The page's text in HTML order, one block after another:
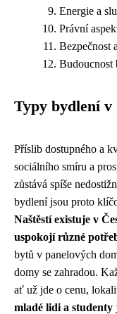
Energie a
Právní
Bezpečnost
Budoucnost
Typy bydlení v
Příslib dostupného a
sociálního smíru a
zůstává spíše
bydlení jsou proto
Naštěstí existuje v
uspokojí různé
bytů v panelových
domy se zahradou.
ať už jde o cenu,
mladé lidi a